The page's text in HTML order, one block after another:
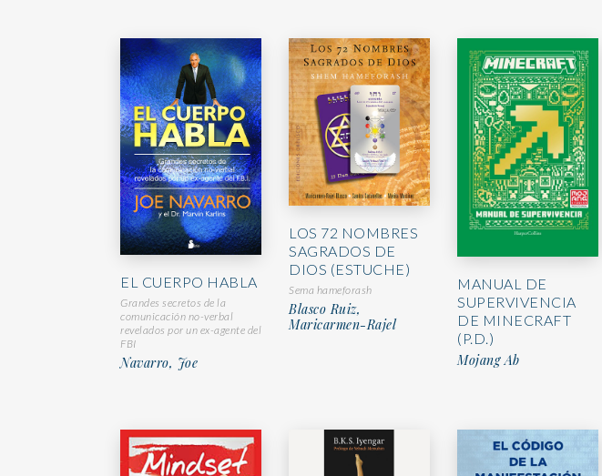
EL CUERPO HABLA
Grandes secretos de la
comunicación no-verbal
revelados por un ex-agente del
FBI
Navarro, Joe
LOS 72 NOMBRES
SAGRADOS DE
DIOS (ESTUCHE)
Sema hameforash
Blasco Ruiz,
Maricarmen-Rajel
MANUAL DE
SUPERVIVENCIA
DE MINECRAFT
(P.D.)
Mojang Ab